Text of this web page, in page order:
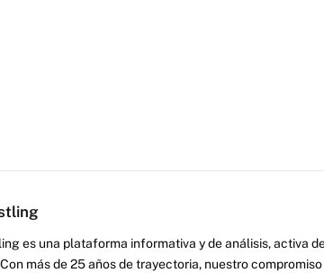
es una plataforma informativa y de análisis, activa
más de 25 años de trayectoria, nuestro